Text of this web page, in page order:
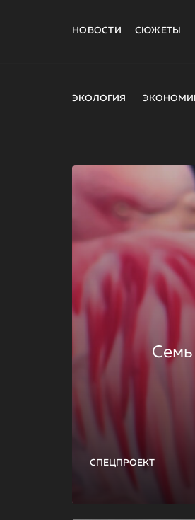
НОВОСТИ СЮЖЕТЫ
ЭКОЛОГИЯ
СПЕЦПРОЕКТ
Семь